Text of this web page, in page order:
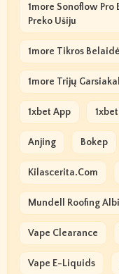
1more Sonoflow Pro
Preko Ušiju
1more Tikros
1more Trijų
1xbet App
Anjing Bokep
Kilascerita.com
Mundell Roofing
Vape Clearance
Vape E-Liquids